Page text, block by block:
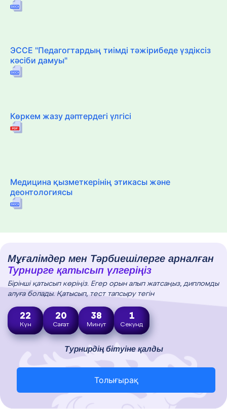
ЭССЕ "Педагогтардың тиімді тәжірибеде үздіксіз
кәсіби дамуы"
Көркем жазу дәптердегі үлгісі
Медицина қызметкерінің этикасы және
деонтологиясы
Мұғалімдер мен Тәрбиешілерге арналған
Турнирге қатысып үлгеріңіз
Бірінші қатысып көріңіз. Егер орын алып жатсаңыз, дипломды
алуға болады. Қатысып, тест тапсыру тегін
22
Күн
20
Сағат
38
Минут
0
Секунд
Турнирдің бітуіне қалды
Толығырақ